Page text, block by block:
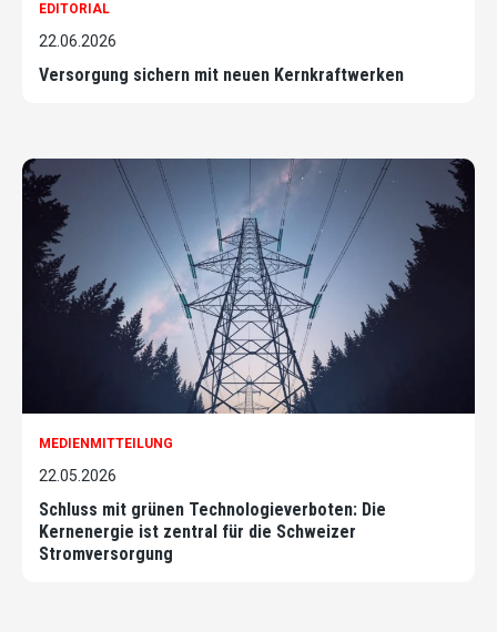
EDITORIAL
22.06.2026
Versorgung sichern mit neuen Kernkraftwerken
MEDIENMITTEILUNG
22.05.2026
Schluss mit grünen Technologieverboten: Die
Kernenergie ist zentral für die Schweizer
Stromversorgung